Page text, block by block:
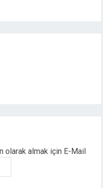
olarak almak için E-Mail